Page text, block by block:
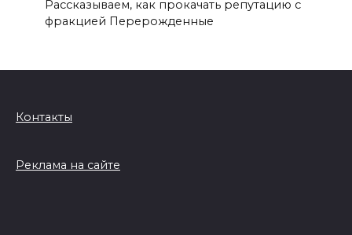
Рассказываем, как прокачать репутацию с
фракцией Перерожденные
Контакты
Реклама на сайте